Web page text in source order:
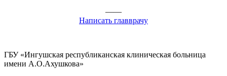
——
Написать главврачу
ГБУ «Ингушская республиканская клиническая больница
имени А.О.Ахушкова»